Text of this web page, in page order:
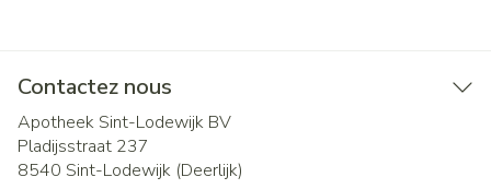
Contactez nous
Apotheek Sint-Lodewijk BV
Pladijsstraat 237
8540 Sint-Lodewijk (Deerlijk)